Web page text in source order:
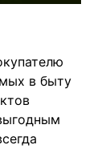
в быту